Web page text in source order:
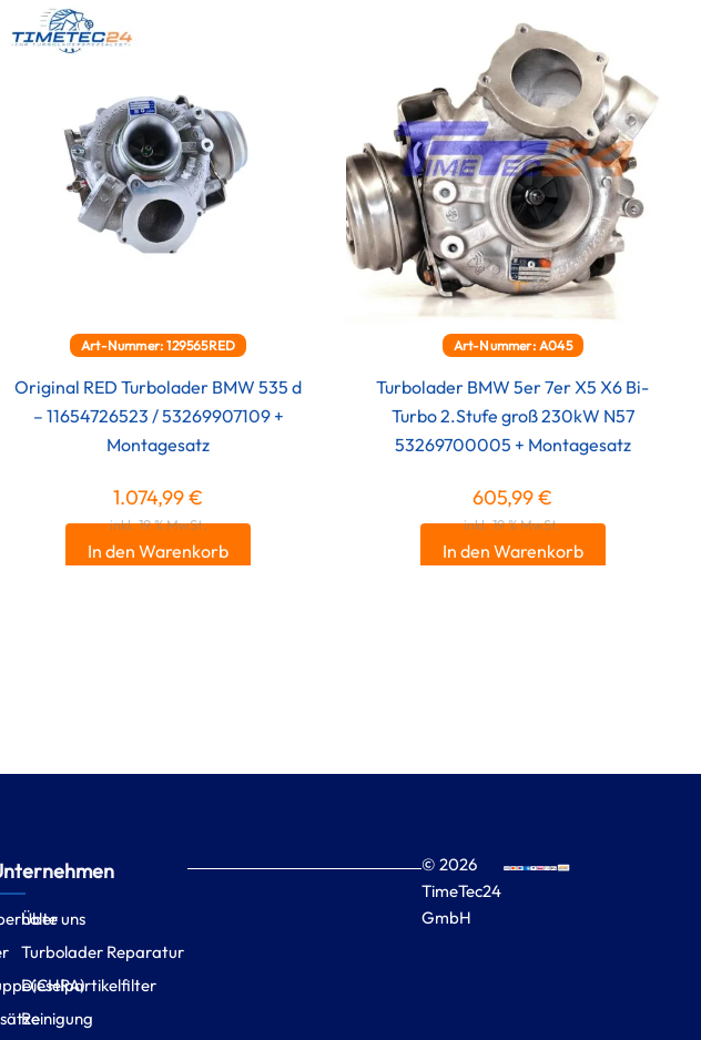
Art-Nummer: 129565RED
Original RED Turbolader BMW 535 d
– 11654726523 / 53269907109 +
Montagesatz
1.074,99€
inkl. 19 % MwSt.
In den Warenkorb
Art-Nummer: A045
Turbolader BMW 5er 7er X5 X6 Bi-
Turbo 2.Stufe groß 230kW N57
53269700005 + Montagesatz
605,99€
inkl. 19 % MwSt.
In den Warenkorb
Über uns
Turbolader Reparatur
Dieselpartikelfilter
Reinigung
© 2026
TimeTec24
GmbH